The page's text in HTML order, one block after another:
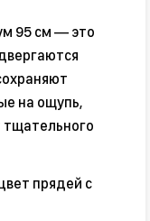
95 см — это
на ощупь,
тщательного
прядей с